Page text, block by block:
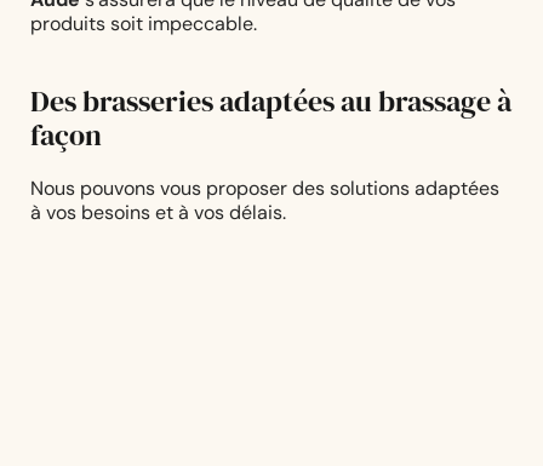
produits soit impeccable.
Des brasseries adaptées au brassage à
façon
Nous pouvons vous proposer des solutions adaptées
à vos besoins et à vos délais.